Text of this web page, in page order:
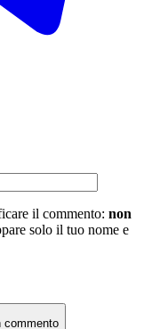
il commento: non
solo il tuo nome e
commento